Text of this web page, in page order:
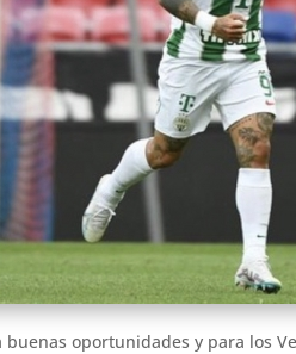
buenas oportunidades y para los